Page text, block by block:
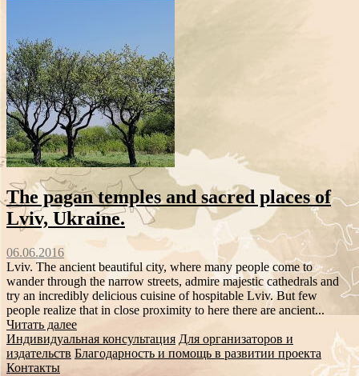
The pagan temples and sacred places of
Lviv, Ukraine.
06.06.2016
Lviv. The ancient beautiful city, where many people come to
wander through the narrow streets, admire majestic cathedrals and
try an incredibly delicious cuisine of hospitable Lviv. But few
people realize that in close proximity to here there are ancient...
Читать далее
Индивидуальная консультация Для организаторов и
издательств Благодарность и помощь в развитии проекта
Контакты